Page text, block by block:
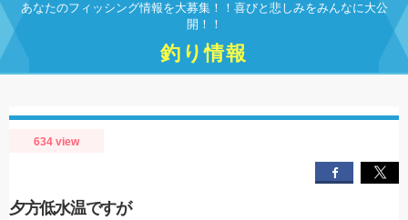
に
移
動
あなたのフィッシング情報を大募集！！喜びと悲しみをみんなに大公
開！！
釣り情報
634 view
夕方低水温ですが